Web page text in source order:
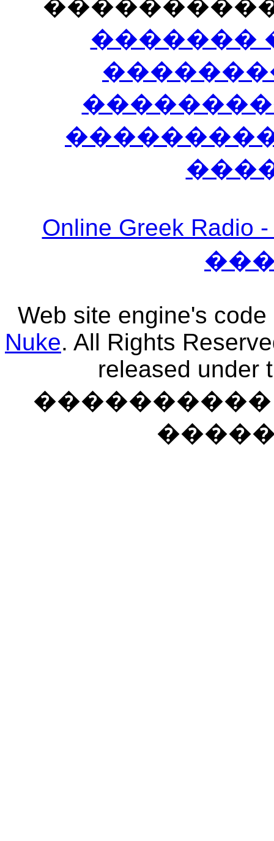
�������
Online Greek
Web site engine's
Nuke. All Rights
released under
����������